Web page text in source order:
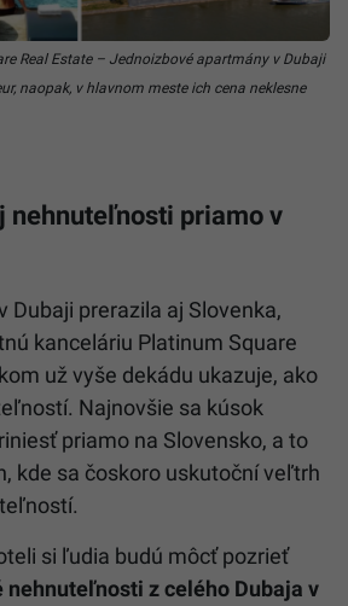
Real Estate – Jednoizbové apartmány v Dubaji
naopak, v hlavnom meste ich cena neklesne
nehnuteľnosti priamo v
Dubaji prerazila aj Slovenka,
kanceláriu Platinum Square
už vyše dekádu ukazuje, ako
Najnovšie sa kúsok
priamo na Slovensko, a to
kde sa čoskoro uskutoční veľtrh
si ľudia budú môcť pozrieť
nehnuteľnosti z celého Dubaja v